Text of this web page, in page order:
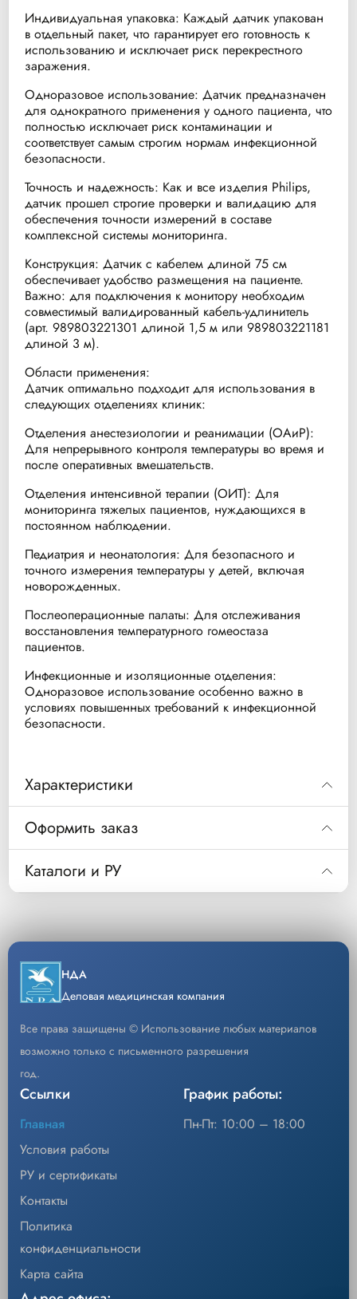
Характеристики
Оформить заказ
Каталоги и РУ
Индивидуальная упаковка: Каждый датчик упакован
в отдельный пакет, что гарантирует его готовность к
использованию и исключает риск перекрестного
заражения.
Одноразовое использование: Датчик предназначен
для однократного применения у одного пациента, что
полностью исключает риск контаминации и
соответствует самым строгим нормам инфекционной
безопасности.
Точность и надежность: Как и все изделия Philips,
датчик прошел строгие проверки и валидацию для
обеспечения точности измерений в составе
комплексной системы мониторинга.
Конструкция: Датчик с кабелем длиной 75 см
обеспечивает удобство размещения на пациенте.
Важно: для подключения к монитору необходим
совместимый валидированный кабель-удлинитель
(арт. 989803221301 длиной 1,5 м или 989803221181
длиной 3 м).
Области применения:
Датчик оптимально подходит для использования в
следующих отделениях клиник:
Отделения анестезиологии и реанимации (ОАиР):
Для непрерывного контроля температуры во время и
после оперативных вмешательств.
Отделения интенсивной терапии (ОИТ): Для
мониторинга тяжелых пациентов, нуждающихся в
постоянном наблюдении.
Педиатрия и неонатология: Для безопасного и
точного измерения температуры у детей, включая
новорожденных.
Послеоперационные палаты: Для отслеживания
восстановления температурного гомеостаза
пациентов.
Инфекционные и изоляционные отделения:
Одноразовое использование особенно важно в
условиях повышенных требований к инфекционной
безопасности.
Артикул производителя
Тип датчика Температурный, накожный
Длина кабеля 75 см
Стерильность
Отсутствие латекса
Совместимость
Требует кабель-адаптер
989803221301 (1,5 м) или
989803221181 (3 м)
Совместимое
Мониторы Philips IntelliVue (MX100,
MP5, MP2, X2 и др.), модуль
M1029A
Код 989893222871
Датчик температуры накожный (одноразовый)
Уп/шт. 20
Кол-во
НДА
Деловая медицинская компания
Все права защищены © Использование любых материалов
возможно только с письменного разрешения
год.
Ссылки
Главная
Условия работы
РУ и сертификаты
Контакты
Политика
конфиденциальности
Карта сайта
График работы:
Пн-Пт: 10:00 – 18:00